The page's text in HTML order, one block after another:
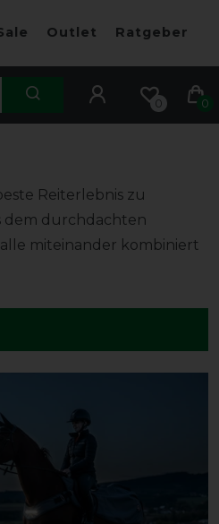
Outlet Ratgeber
0 0
Reiterlebnis zu
dem durchdachten
miteinander kombiniert